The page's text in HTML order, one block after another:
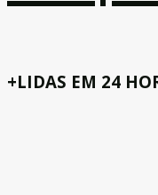
+LIDAS EM 24